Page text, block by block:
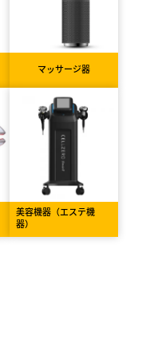
マッサージ器
美容機器（エステ機
器）